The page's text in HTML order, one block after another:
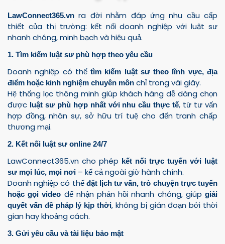
LawConnect365.vn ra đời nhằm đáp ứng nhu cầu cấp
thiết của thị trường: kết nối doanh nghiệp với luật sư
nhanh chóng, minh bạch và hiệu quả.
1. Tìm kiếm luật sư phù hợp theo yêu cầu
Doanh nghiệp có thểtìm kiếm luật sư theo lĩnh vực, địa
điểm hoặc kinh nghiệm chuyên môn chỉ trong vài giây.
Hệ thống lọc thông minh giúp khách hàng dễ dàng chọn
được luật sư phù hợp nhất với nhu cầu thực tế, từ tư vấn
hợp đồng, nhân sự, sở hữu trí tuệ cho đến tranh chấp
thương mại.
2. Kết nối luật sư online 24/7
LawConnect365.vn cho phép kết nối trực tuyến với luật
sư mọi lúc, mọi nơi – kể cả ngoài giờ hành chính.
Doanh nghiệp có thể đặt lịch tư vấn, trò chuyện trực tuyến
hoặc gọi video để nhận phản hồi nhanh chóng, giúpgiải
quyết vấn đề pháp lý kịp thời, không bị gián đoạn bởi thời
gian hay khoảng cách.
3. Gửi yêu cầu và tài liệu bảo mật